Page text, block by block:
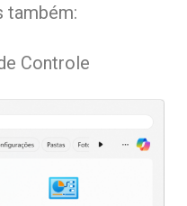
também:
Controle